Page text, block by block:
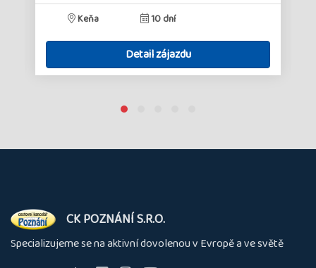
Keňa 10 dní
Detail zájazdu
O
nás
CK POZNÁNÍ S.R.O.
Specializujeme se na aktivní dovolenou v Evropě a ve světě